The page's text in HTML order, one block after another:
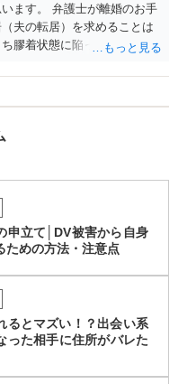
ます。 弁護士が離婚のお手
夫の転居）を求めることは
膠着状態に陥ってしまうの
が転居する形で離婚協議等
申立て│DV被害から自身
ための方法・注意点
るとマズい！？出会い系
った相手に住所がバレた